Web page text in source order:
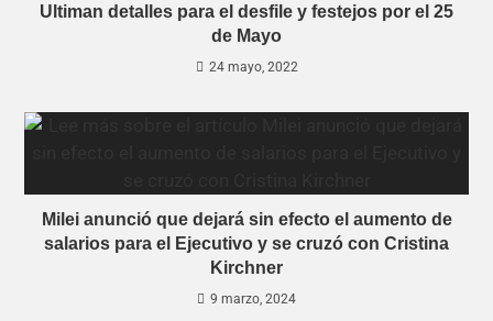
Ultiman detalles para el desfile y festejos por el 25
de Mayo
24 mayo, 2022
Milei anunció que dejará sin efecto el aumento de
salarios para el Ejecutivo y se cruzó con Cristina
Kirchner
9 marzo, 2024